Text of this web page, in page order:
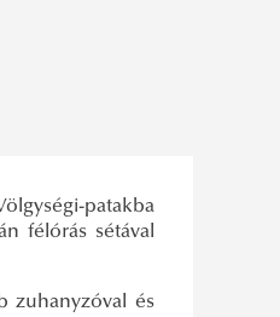
patakba
félórás sétával
zuhanyzóval és